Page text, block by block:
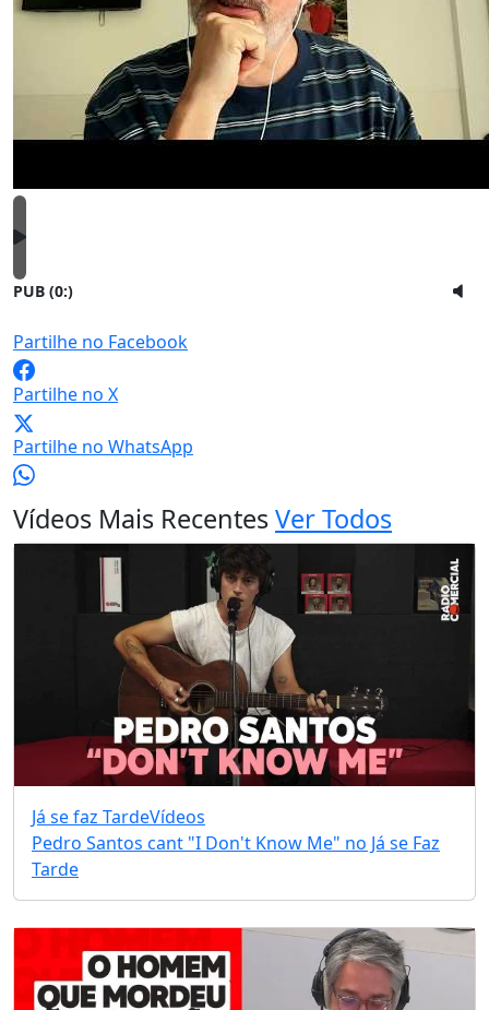
PUB (0:)
Partilhe no Facebook
Partilhe no X
Partilhe no WhatsApp
Vídeos Mais RecentesVer Todos
Já se faz TardeVídeos
Pedro Santos cant "I Don't Know Me" no Já se Faz
Tarde